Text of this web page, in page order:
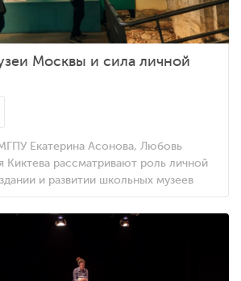
Москвы и сила личной
Екатерина Асонова, Любовь
Киктева рассматривают роль личной
и развитии школьных музеев